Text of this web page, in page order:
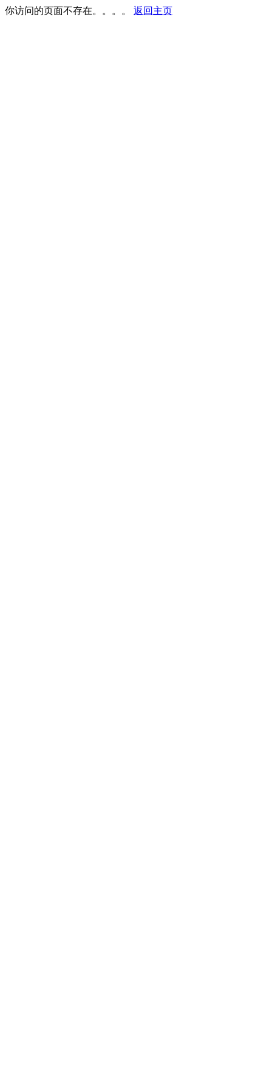
你访问的页面不存在。。。。 返回主页